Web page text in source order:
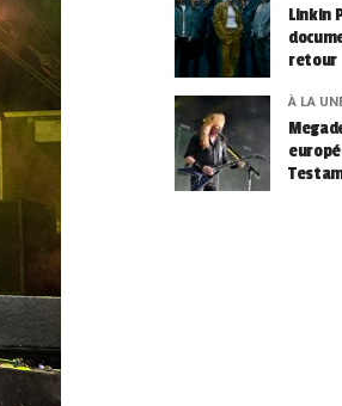
Linkin
retour
À LA